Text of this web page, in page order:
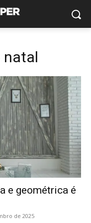
natal
e geométrica é
de 2025